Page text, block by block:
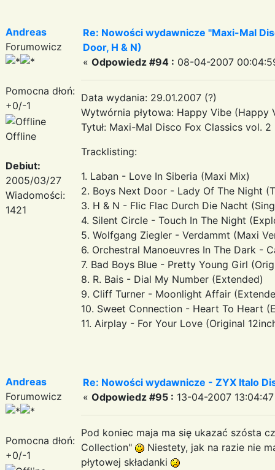
Andreas
Forumowicz
Pomocna dłoń:
+0/-1
Offline
Debiut:
2005/03/27
Wiadomości:
1421
Re: Nowości wydawnicze "Maxi-Mal
Door, H & N)
« Odpowiedz #94 : 08-04-2007
Data wydania: 29.01.2007 (?)
Wytwórnia płytowa: Happy Vibe (Happy
Tytuł: Maxi-Mal Disco Fox Classics vol. 2
Tracklisting:
1. Laban - Love In Siberia (Maxi Mix)
2. Boys Next Door - Lady Of The Night
3. H & N - Flic Flac Durch Die Nacht
4. Silent Circle - Touch In The Night
5. Wolfgang Ziegler - Verdammt (Maxi
6. Orchestral Manoeuvres In The Dark -
7. Bad Boys Blue - Pretty Young Girl
8. R. Bais - Dial My Number (Extended)
9. Cliff Turner - Moonlight Affair
10. Sweet Connection - Heart To Heart
11. Airplay - For Your Love (Original
Andreas
Forumowicz
Pomocna dłoń:
+0/-1
Re: Nowości wydawnicze - ZYX Italo
« Odpowiedz #95 : 13-04-2007
Pod koniec maja ma się ukazać szósta
Collection"
Niestety, jak na razie nie
płytowej składanki